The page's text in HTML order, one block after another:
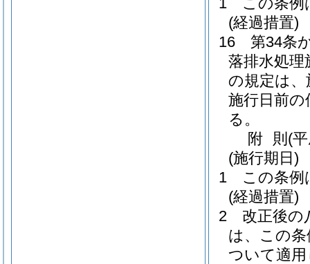
(経過措置)
16
第34条
落排水処理
の規定は
施行日前
る。
附 則 (
(施行期日)
1
この条例
(経過措置)
2
改正後の
は、この
ついて適